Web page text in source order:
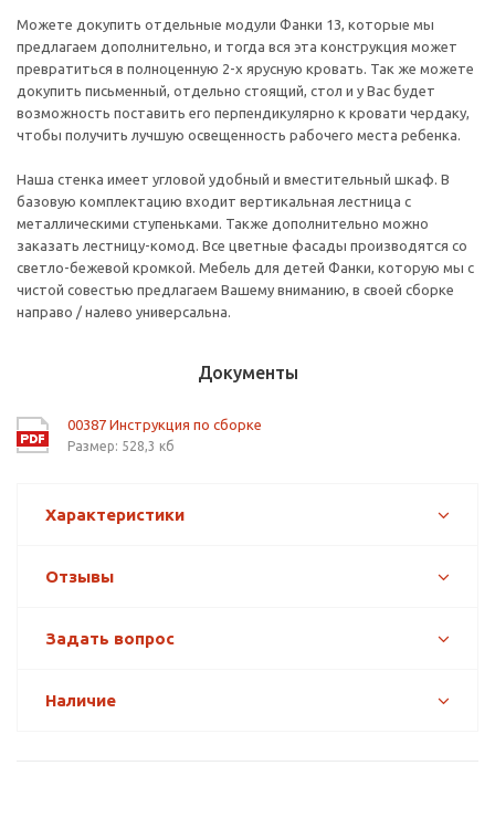
Можете докупить отдельные модули Фанки 13, которые мы
предлагаем дополнительно, и тогда вся эта конструкция может
превратиться в полноценную 2-х ярусную кровать. Так же можете
докупить письменный, отдельно стоящий, стол и у Вас будет
возможность поставить его перпендикулярно к кровати чердаку,
чтобы получить лучшую освещенность рабочего места ребенка.
Наша стенка имеет угловой удобный и вместительный шкаф. В
базовую комплектацию входит вертикальная лестница с
металлическими ступеньками. Также дополнительно можно
заказать лестницу-комод. Все цветные фасады производятся со
светло-бежевой кромкой. Мебель для детей Фанки, которую мы с
чистой совестью предлагаем Вашему вниманию, в своей сборке
направо / налево универсальна.
Документы
00387 Инструкция по сборке
Размер: 528,3 кб
Характеристики
Отзывы
Задать вопрос
Наличие